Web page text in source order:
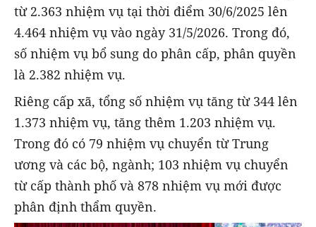
từ 2.363 nhiệm vụ tại thời điểm 30/6/2025 lên
4.464 nhiệm vụ vào ngày 31/5/2026. Trong đó,
số nhiệm vụ bổ sung do phân cấp, phân quyền
là 2.382 nhiệm vụ.
Riêng cấp xã, tổng số nhiệm vụ tăng từ 344 lên
1.373 nhiệm vụ, tăng thêm 1.203 nhiệm vụ.
Trong đó có 79 nhiệm vụ chuyển từ Trung
ương và các bộ, ngành; 103 nhiệm vụ chuyển
từ cấp thành phố và 878 nhiệm vụ mới được
phân định thẩm quyền.